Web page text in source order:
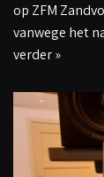
op ZFM
vanwege het
verder »